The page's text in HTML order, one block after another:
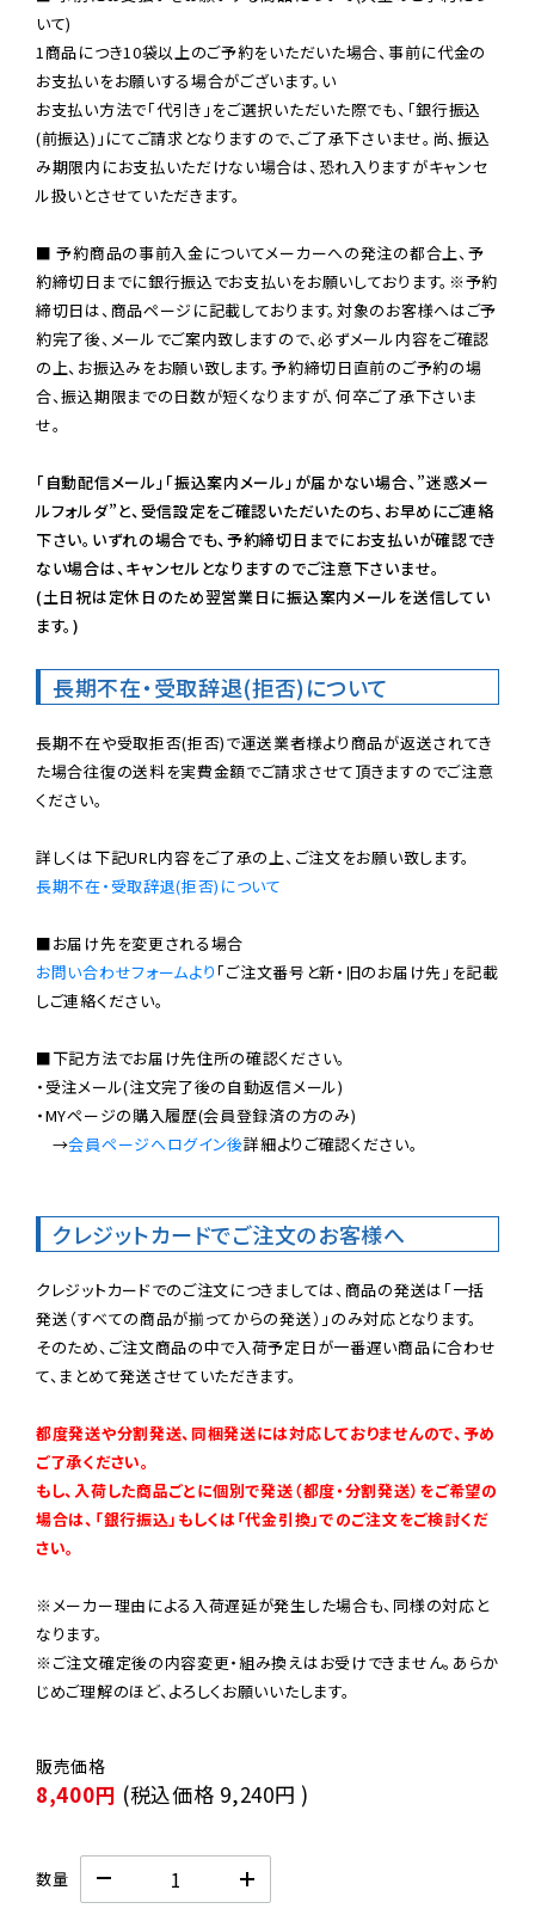
いて)
1商品につき10袋以上のご予約をいただいた場合、事前に代金の
お支払いをお願いする場合がございます。い
お支払い方法で「代引き」をご選択いただいた際でも、「銀行振込
(前振込)」にてご請求となりますので、ご了承下さいませ。尚、振込
み期限内にお支払いただけない場合は、恐れ入りますがキャンセ
ル扱いとさせていただきます。
■ 予約商品の事前入金についてメーカーへの発注の都合上、予
約締切日までに銀行振込でお支払いをお願いしております。※予約
締切日は、商品ページに記載しております。対象のお客様へはご予
約完了後、メールでご案内致しますので、必ずメール内容をご確認
の上、お振込みをお願い致します。予約締切日直前のご予約の場
合、振込期限までの日数が短くなりますが、何卒ご了承下さいま
せ。
「自動配信メール」「振込案内メール」が届かない場合、”迷惑メー
ルフォルダ”と、受信設定をご確認いただいたのち、お早めにご連絡
下さい。いずれの場合でも、予約締切日までにお支払いが確認でき
ない場合は、キャンセルとなりますのでご注意下さいませ。
(土日祝は定休日のため翌営業日に振込案内メールを送信してい
ます。)
長期不在・受取辞退(拒否)について
長期不在や受取拒否(拒否)で運送業者様より商品が返送されてき
た場合往復の送料を実費金額でご請求させて頂きますのでご注意
ください。
長期不在・受取辞退(拒否)について
お問い合わせフォームより 「ご注文番号と新・旧のお届け先」を記載
しご連絡ください。
■下記方法でお届け先住所の確認ください。
・受注メール(注文完了後の自動返信メール)
・MYページの購入履歴(会員登録済の方のみ)
→会員ページへログイン後詳細よりご確認ください。
クレジットカードでご注文のお客様へ
クレジットカードでのご注文につきましては、商品の発送は「一括
発送（すべての商品が揃ってからの発送）」のみ対応となります。
そのため、ご注文商品の中で入荷予定日が一番遅い商品に合わせ
て、まとめて発送させていただきます。
都度発送や分割発送、同梱発送には対応しておりませんので、予め
ご了承ください。
もし、入荷した商品ごとに個別で発送（都度・分割発送）をご希望の
場合は、「銀行振込」もしくは「代金引換」でのご注文をご検討くだ
さい。
※メーカー理由による入荷遅延が発生した場合も、同様の対応と
なります。
※ご注文確定後の内容変更・組み換えはお受けできません。あらか
じめご理解のほど、よろしくお願いいたします。
8,400円 (税込価格 9,240円 )
数量